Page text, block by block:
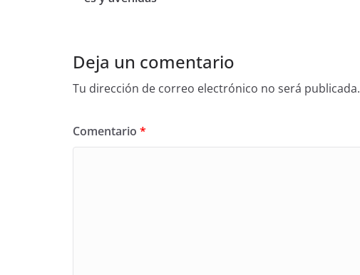
k
Deja un comentario
Tu dirección de correo electrónico no será publicada.
Comentario *